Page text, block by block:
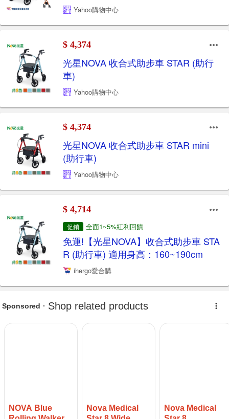
Yahoo購物中心
$ 4,374
光星NOVA 收合式助步車 STAR (助行
車)
Yahoo購物中心
$ 4,374
光星NOVA 收合式助步車 STAR mini
(助行車)
Yahoo購物中心
$ 4,714
促銷 全面1~5%紅利回饋
免運!【光星NOVA】收合式助步車 STA
R (助行車) 適用身高：160~190cm
ihergo愛合購